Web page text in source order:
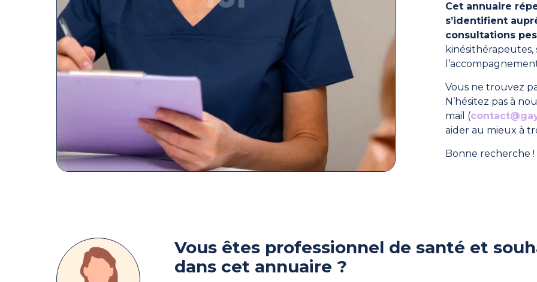
Cet annuaire
s’identifient
consultations
Vous ne trouvez
N’hésitez pas à
mail (
aider au mieux à
Bonne recherche !
Vous êtes professionnel de santé et
dans cet annuaire ?